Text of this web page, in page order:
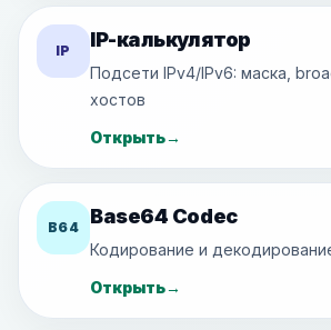
IP IP-калькулятор
Подсети IPv4/IPv6: маска,
хостов
Открыть→
B64 Base64 Codec
Кодирование и
Открыть→